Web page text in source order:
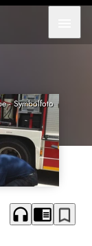
- Symbolfoto
headphones chrome_reader_mode bookmark_border